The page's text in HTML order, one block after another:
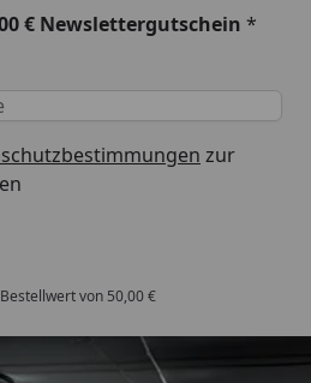
€ Newslettergutschein *
zur
von 50,00 €